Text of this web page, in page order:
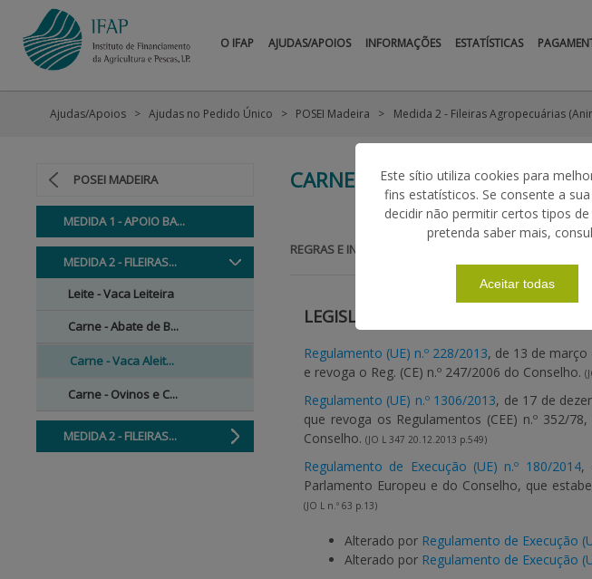
O IFAP AJUDAS/APOIOS INFORMAÇÕES ESTATÍSTICAS
POSEI MADEIRA
MEDIDA 1 - APOIO BA...
MEDIDA 2 - FILEIRAS...
Leite - Vaca Leiteira
Carne - Abate de B...
Carne - Vaca Aleit...
Carne - Ovinos e C...
MEDIDA 2 - FILEIRAS...
Ajudas/Apoios Ajudas no Pedido Único POSEI Madeira Medida 2 - Fileiras Agropecuárias
CARNE - VACA ALEITANTE
REGRAS E INFORMAÇÕES BÁSICAS
LEGISLAÇÃO COMUNITÁRIA
Regulamento (UE) n.º 228/2013, de 13 de
e revoga o Reg. (CE) n.º 247/2006 do Conselho.
Regulamento (UE) n.º 1306/2013, de 17 de
que revoga os Regulamentos (CEE) n.º 352/
Conselho. (JO L 347 20.12.2013 p.549)
Regulamento de Execução (UE) n.º 180/2014,
Parlamento Europeu e do Conselho, que
(JO L n.º 63 p.13)
Alterado por Regulamento de Execução
Alterado por Regulamento de Execução
Este sítio utiliza cookies para
fins estatísticos. Se consente a
decidir não permitir certos tipos
pretenda saber mais,
Aceitar todas